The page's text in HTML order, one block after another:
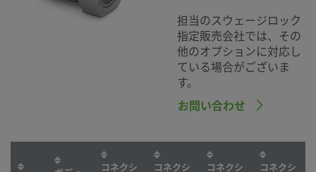
担当のスウェージロック
指定販売会社では、その
他のオプションに対応し
ている場合がございま
す。
お問い合わせ
コネクシ
コネクシ
コネクシ
コネクシ